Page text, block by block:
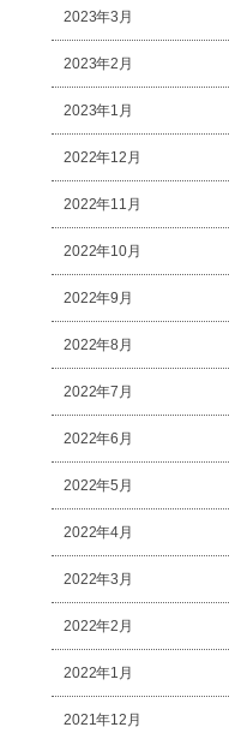
2023年3月
2023年2月
2023年1月
2022年12月
2022年11月
2022年10月
2022年9月
2022年8月
2022年7月
2022年6月
2022年5月
2022年4月
2022年3月
2022年2月
2022年1月
2021年12月